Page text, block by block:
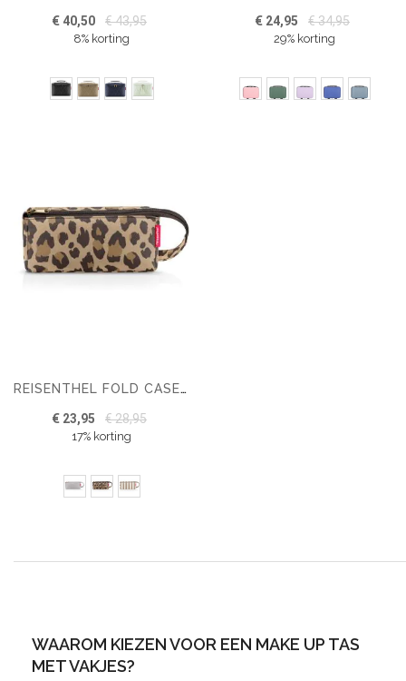
€ 40,50 € 43,95
8% korting
€ 24,95 € 34,95
29% korting
REISENTHEL FOLD CASE TOILETTAS - MAKE-UP TAS - 1,5L
€ 23,95 € 28,95
17% korting
WAAROM KIEZEN VOOR EEN MAKE UP TAS
MET VAKJES?